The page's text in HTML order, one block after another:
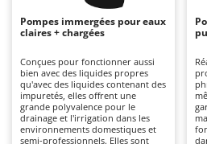
Broyeurs à axe horizontal
Broyeurs de branches et
Butteurs pour tracteur
C
Chargeurs de batterie -
Charrues pour tracteur
Attila
Ausonia
Awelco
B
Baesso
Bahco
pour une meilleure résistance à la
corrosion. Pour maintenir leur
efficacité, il est important de
contrôler la roue et les passages
batterie, il est recommandé de
gérer correctement la charge
pendant les périodes
d'inutilisation.
et
Pompes immergées pour eaux
claires + chargées
Conçues pour fonctionner aussi
bien avec des liquides propres
qu'avec des liquides contenant des
impuretés, elles offrent une
grande polyvalence pour le
drainage et l'irrigation dans les
environnements domestiques et
semi-professionnels. Elles sont